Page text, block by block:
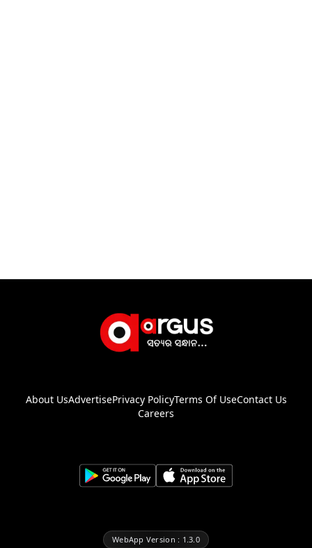
About UsAdvertisePrivacy PolicyTerms Of UseContact Us
Careers
WebApp Version : 1.3.0